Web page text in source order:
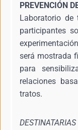
PREVENCIÓN
Laboratorio
participantes
será mostrada
para
relaciones
tratos.
DESTINATARIAS